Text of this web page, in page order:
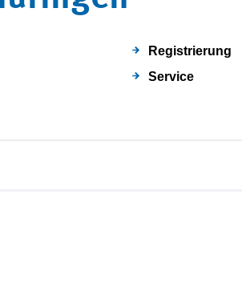
Registrierung
Service